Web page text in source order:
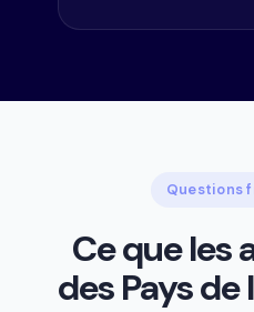
Questions
Ce que les
des Pays de